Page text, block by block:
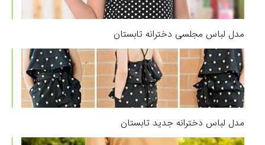
مدل لباس مجلسی دخترانه تابستان
مدل لباس دخترانه جدید تابستان